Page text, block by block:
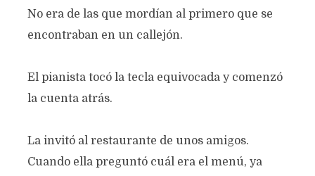
No era de las que mordían al primero que se
encontraban en un callejón.
El pianista tocó la tecla equivocada y comenzó
la cuenta atrás.
La invitó al restaurante de unos amigos.
Cuando ella preguntó cuál era el menú, ya